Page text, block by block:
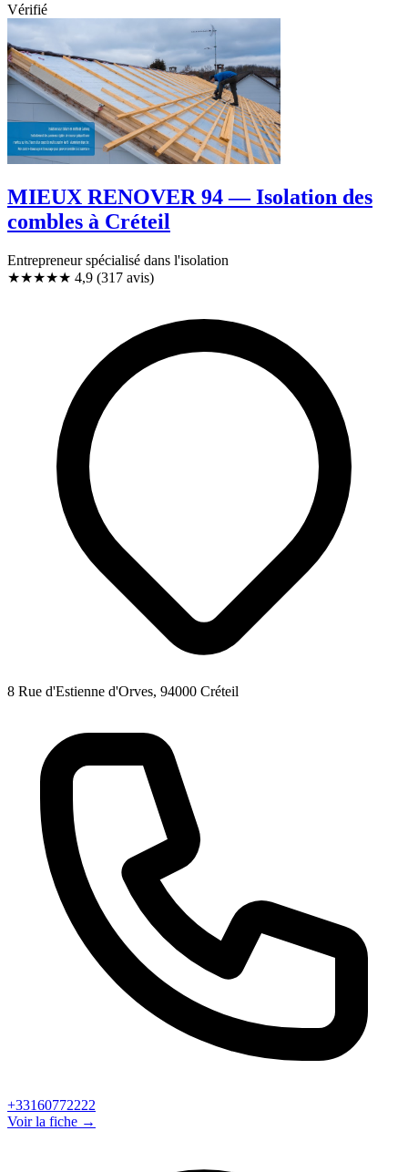
Vérifié
MIEUX RENOVER 94 — Isolation des
combles à Créteil
Entrepreneur spécialisé dans l'isolation
★★★★★ 4,9 (317 avis)
8 Rue d'Estienne d'Orves, 94000 Créteil
+33160772222
Voir la fiche →